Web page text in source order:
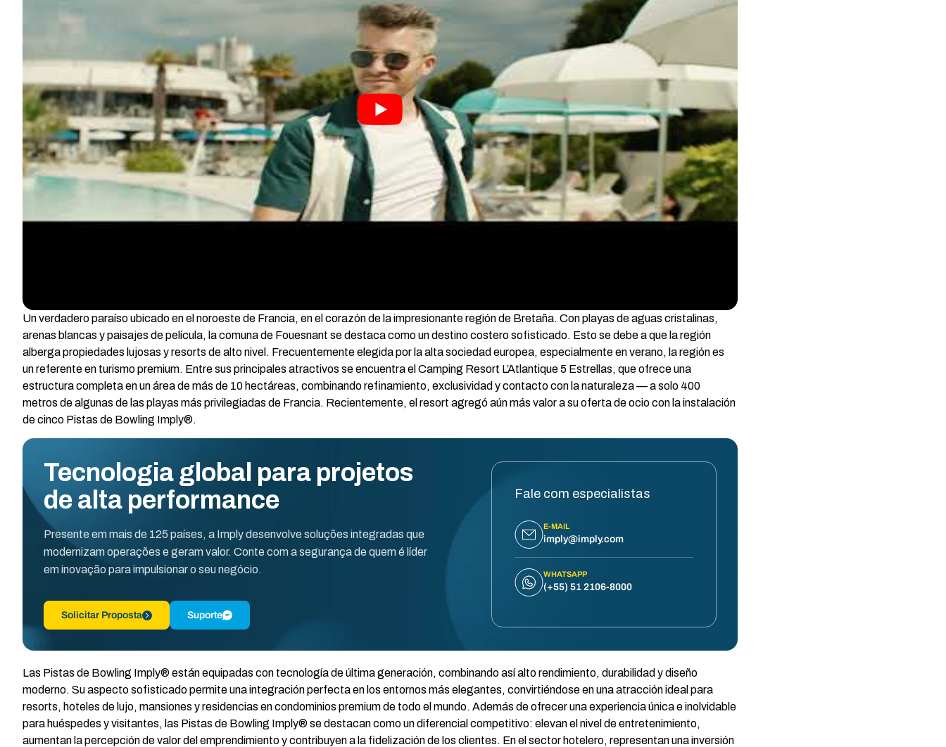
Un verdadero paraíso ubicado en el noroeste de Francia, en el corazón de la impresionante región de Bretaña. Con playas de aguas cristalinas,
arenas blancas y paisajes de película, la comuna de Fouesnant se destaca como un destino costero sofisticado. Esto se debe a que la región
alberga propiedades lujosas y resorts de alto nivel. Frecuentemente elegida por la alta sociedad europea, especialmente en verano, la región es
un referente en turismo premium. Entre sus principales atractivos se encuentra el Camping Resort L’Atlantique 5 Estrellas, que ofrece una
estructura completa en un área de más de 10 hectáreas, combinando refinamiento, exclusividad y contacto con la naturaleza — a solo 400
metros de algunas de las playas más privilegiadas de Francia. Recientemente, el resort agregó aún más valor a su oferta de ocio con la instalación
de cinco Pistas de Bowling Imply®.
Tecnologia global para projetos
de alta performance
Presente em mais de 125 países, a Imply desenvolve soluções integradas que
modernizam operações e geram valor. Conte com a segurança de quem é líder
em inovação para impulsionar o seu negócio.
Solicitar Proposta Suporte
Fale com especialistas
E-MAIL
imply@imply.com
WHATSAPP
(+55) 51 2106-8000
Las Pistas de Bowling Imply® están equipadas con tecnología de última generación, combinando así alto rendimiento, durabilidad y diseño
moderno. Su aspecto sofisticado permite una integración perfecta en los entornos más elegantes, convirtiéndose en una atracción ideal para
resorts, hoteles de lujo, mansiones y residencias en condominios premium de todo el mundo. Además de ofrecer una experiencia única e inolvidable
para huéspedes y visitantes, las Pistas de Bowling Imply® se destacan como un diferencial competitivo: elevan el nivel de entretenimiento,
aumentan la percepción de valor del emprendimiento y contribuyen a la fidelización de los clientes. En el sector hotelero, representan una inversión